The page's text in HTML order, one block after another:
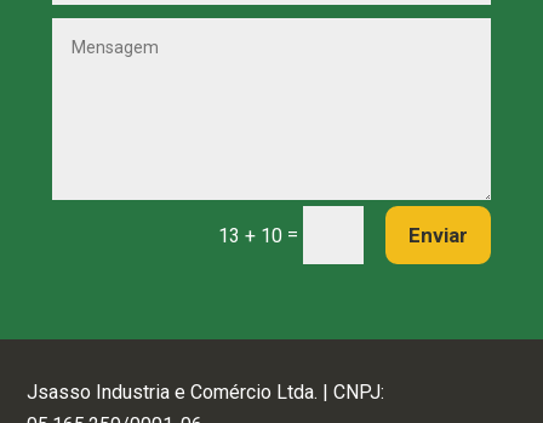
13 + 10 = Enviar
Jsasso Industria e Comércio Ltda. | CNPJ: